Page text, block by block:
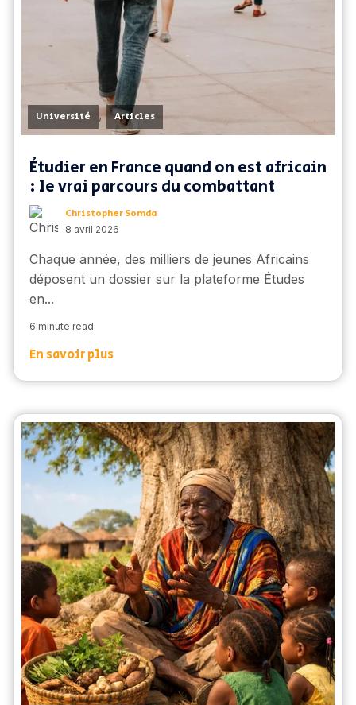
Université , Articles
Étudier en France quand on est africain
: le vrai parcours du combattant
Christopher Somda
8 avril 2026
Chaque année, des milliers de jeunes Africains
déposent un dossier sur la plateforme Études
en...
6 minute read
En savoir plus